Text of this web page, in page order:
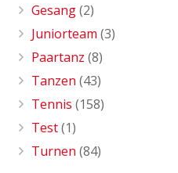
Gesang(2)
Juniorteam (3)
Paartanz (8)
Tanzen (43)
Tennis (158)
Test(1)
Turnen (84)